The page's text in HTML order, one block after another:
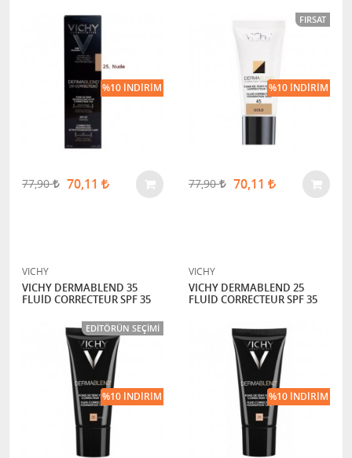
77,90 70,11
%10 İNDIRIM
FIRSAT
77,90 70,11
%10 İNDIRIM
VICHY
VICHY DERMABLEND 35
FLUİD CORRECTEUR SPF 35
EDITÖRÜN SEÇIMI
%10 İNDIRIM
VICHY
VICHY DERMABLEND 25
FLUİD CORRECTEUR SPF 35
%10 İNDIRIM